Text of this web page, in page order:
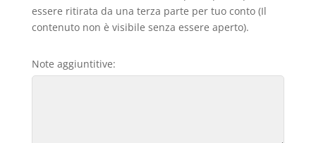
essere ritirata da una terza parte per tuo conto (Il
contenuto non è visibile senza essere aperto).
Note aggiuntitive: